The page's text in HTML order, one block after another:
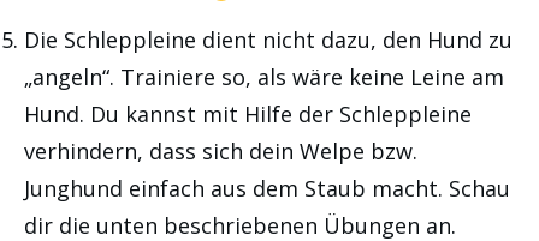
Die Schleppleine dient nicht dazu, den Hund zu
„angeln“. Trainiere so, als wäre keine Leine am
Hund. Du kannst mit Hilfe der Schleppleine
verhindern, dass sich dein Welpe bzw.
Junghund einfach aus dem Staub macht. Schau
dir die unten beschriebenen Übungen an.